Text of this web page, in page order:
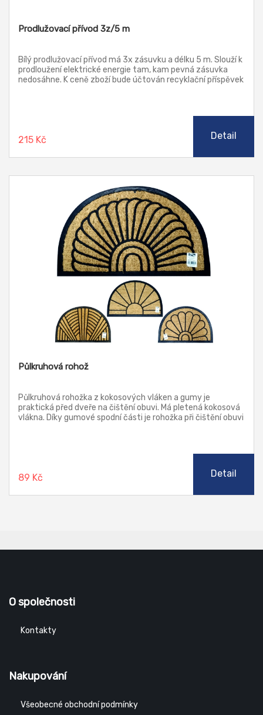
Prodlužovací přívod 3z/5 m
Bílý prodlužovací přívod má 3x zásuvku a délku 5 m. Slouží k
prodloužení elektrické energie tam, kam pevná zásuvka
nedosáhne. K ceně zboží bude účtován recyklační příspěvek
215 Kč Detail
Půlkruhová rohož
Půlkruhová rohožka z kokosových vláken a gumy je
praktická před dveře na čištění obuvi. Má pletená kokosová
vlákna. Díky gumové spodní části je rohožka při čištění obuvi
89 Kč Detail
O společnosti
Kontakty
Nakupování
Všeobecné obchodní podmínky